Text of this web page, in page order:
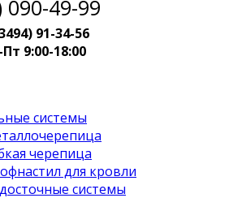
090-49-99
91-34-56
9:00-18:00
системы
черепица
для кровли
системы